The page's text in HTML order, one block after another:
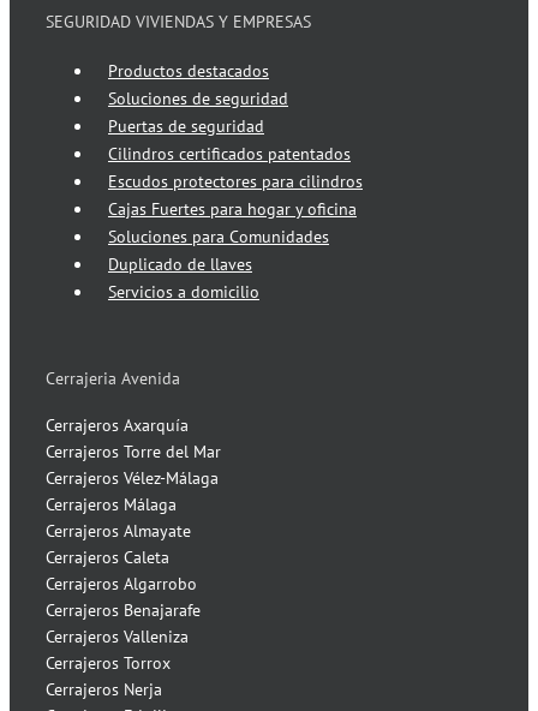
SEGURIDAD VIVIENDAS Y EMPRESAS
Productos destacados
Soluciones de seguridad
Puertas de seguridad
Cilindros certificados patentados
Escudos protectores para cilindros
Cajas Fuertes para hogar y oficina
Soluciones para Comunidades
Duplicado de llaves
Servicios a domicilio
Cerrajeria Avenida
Cerrajeros Axarquía
Cerrajeros Torre del Mar
Cerrajeros Vélez-Málaga
Cerrajeros Málaga
Cerrajeros Almayate
Cerrajeros Caleta
Cerrajeros Algarrobo
Cerrajeros Benajarafe
Cerrajeros Valleniza
Cerrajeros Torrox
Cerrajeros Nerja